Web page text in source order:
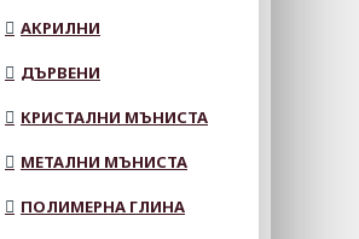
АКРИЛНИ
ДЪРВЕНИ
КРИСТАЛНИ МЪНИСТА
МЕТАЛНИ МЪНИСТА
ПОЛИМЕРНА ГЛИНА